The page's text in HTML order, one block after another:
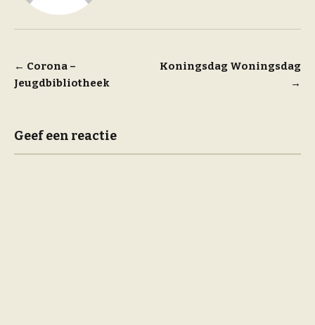
Bericht
navigatie
← Corona –
Jeugdbibliotheek
Koningsdag Woningsdag
→
Geef een reactie